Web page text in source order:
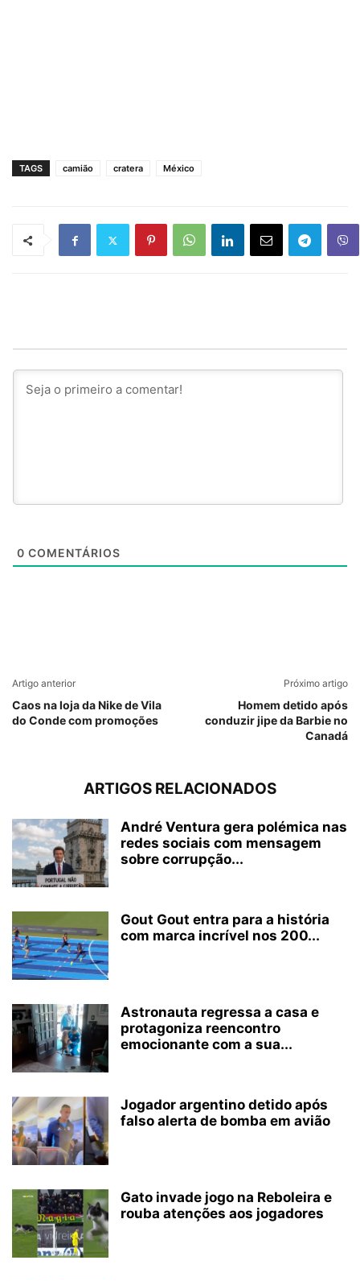
TAGS camião cratera México
0 COMENTÁRIOS
Artigo anterior
Caos na loja da Nike de Vila
do Conde com promoções
Próximo artigo
Homem detido após
conduzir jipe da Barbie no
Canadá
ARTIGOS RELACIONADOS
André Ventura gera polémica nas
redes sociais com mensagem
sobre corrupção...
Gout Gout entra para a história
com marca incrível nos 200...
Astronauta regressa a casa e
protagoniza reencontro
emocionante com a sua...
Jogador argentino detido após
falso alerta de bomba em avião
Gato invade jogo na Reboleira e
rouba atenções aos jogadores